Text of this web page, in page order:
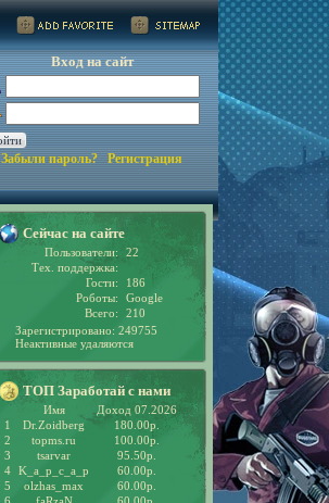
Вход на сайт
Забыли пароль? Регистрация
Сейчас на сайте
Пользователи:
22
Тех. поддержка:
Гости:
186
Роботы:
Google
Всего:
210
Зарегистрировано: 249755
Неактивные удаляются
ТОП Заработай с нами
Имя
Доход 07.2026
1
Dr.Zoidberg
180.00р.
2
topms.ru
100.00р.
3
tsarvar
95.50р.
4 K_a_p_c_a_p
60.00р.
5
olzhas_max
60.00р.